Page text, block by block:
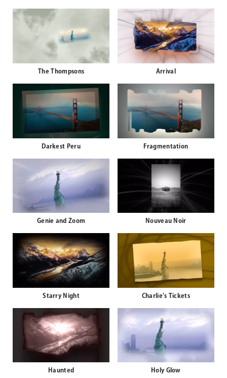
The Thompsons Arrival
Darkest Peru Fragmentation
Genie and Zoom Nouveau Noir
Starry Night Charlie’s Tickets
Haunted Holy Glow